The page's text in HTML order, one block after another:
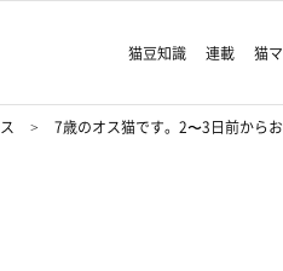
猫豆知識 連載 猫
7歳のオス猫です。2〜3日前から